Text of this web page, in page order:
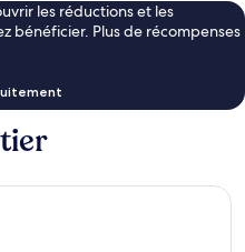
les réductions et les
bénéficier. Plus de récompenses